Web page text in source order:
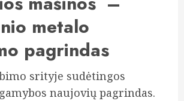
metalo
pagrindas
srityje sudėtingos
naujovių pagrindas.